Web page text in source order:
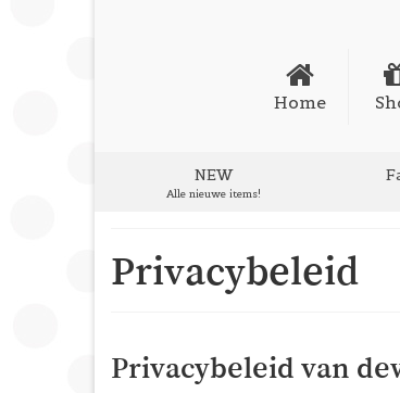
Home
NEW
Alle nieuwe items!
Privacybeleid
Privacybeleid van